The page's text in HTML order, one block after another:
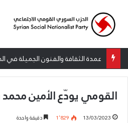
القومي يودّع الأمين
13/03/2023 1٬829 دقيقة واحدة